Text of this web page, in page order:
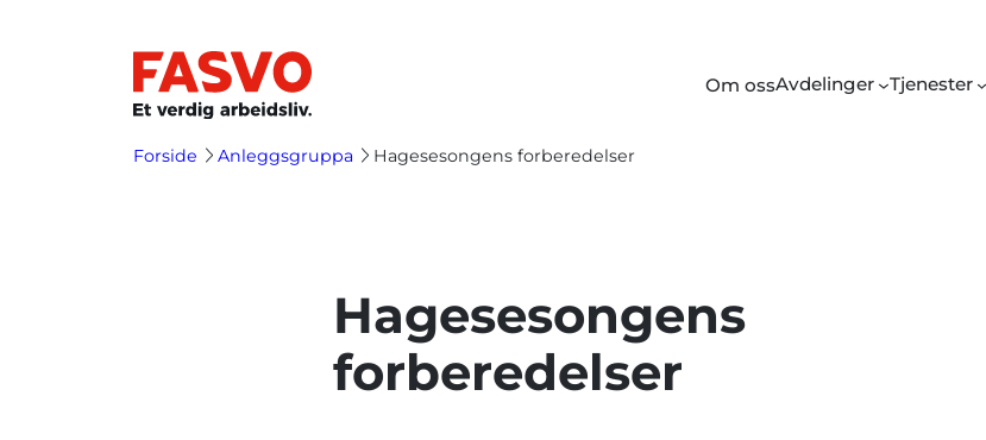
Om ossAvdelinger Tjenester
Forside Anleggsgruppa Hagesesongens forberedelser
Hagesesongens
forberedelser